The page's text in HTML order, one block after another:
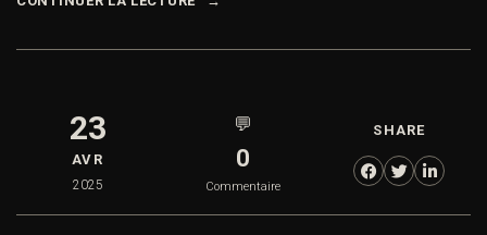
23
AVR
2025
💬
0
Commentaire
SHARE